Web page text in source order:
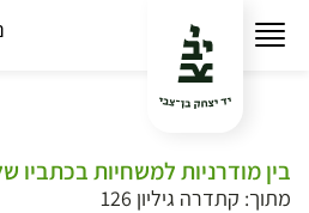
בין מודרניות למשחיות בכתביו
מתוך: קתדרה גיליון 126